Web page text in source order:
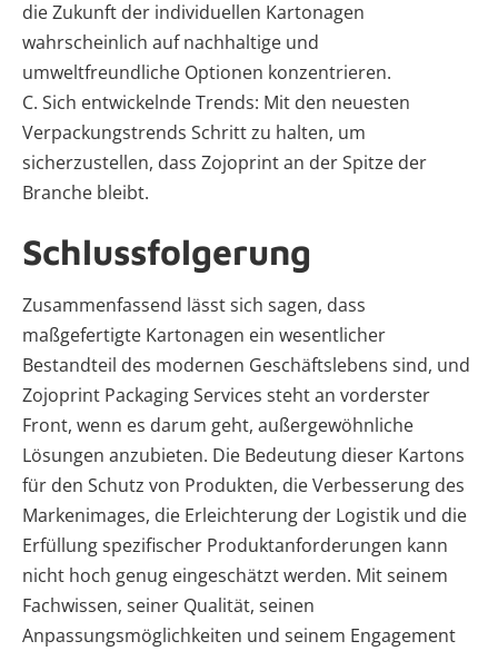
die Zukunft der individuellen Kartonagen
wahrscheinlich auf nachhaltige und
umweltfreundliche Optionen konzentrieren.
C. Sich entwickelnde Trends: Mit den neuesten
Verpackungstrends Schritt zu halten, um
sicherzustellen, dass Zojoprint an der Spitze der
Branche bleibt.
Schlussfolgerung
Zusammenfassend lässt sich sagen, dass
maßgefertigte Kartonagen ein wesentlicher
Bestandteil des modernen Geschäftslebens sind, und
Zojoprint Packaging Services steht an vorderster
Front, wenn es darum geht, außergewöhnliche
Lösungen anzubieten. Die Bedeutung dieser Kartons
für den Schutz von Produkten, die Verbesserung des
Markenimages, die Erleichterung der Logistik und die
Erfüllung spezifischer Produktanforderungen kann
nicht hoch genug eingeschätzt werden. Mit seinem
Fachwissen, seiner Qualität, seinen
Anpassungsmöglichkeiten und seinem Engagement